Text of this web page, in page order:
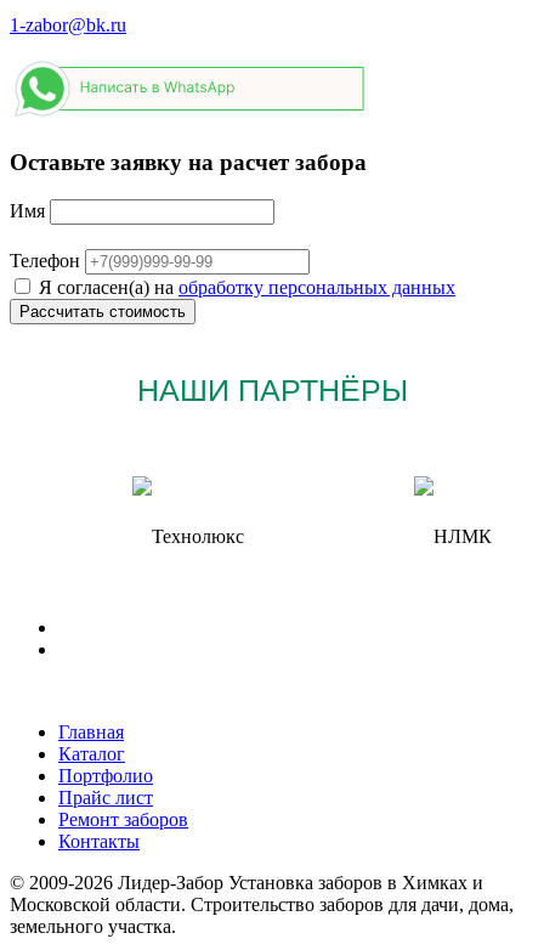
1-zabor@bk.ru
Оставьте заявку на расчет забора
Имя
Телефон
Я согласен(а) на обработку персональных данных
НАШИ ПАРТНЁРЫ
Главная
Каталог
Портфолио
Прайс лист
Ремонт заборов
Контакты
© 2009-2026 Лидер-Забор Установка заборов в Химках и
Московской области. Строительство заборов для дачи, дома,
земельного участка.